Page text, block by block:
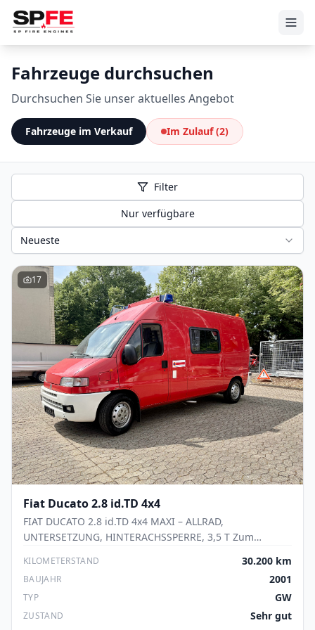
Fahrzeuge durchsuchen
Durchsuchen Sie unser aktuelles Angebot
Fahrzeuge im Verkauf Im Zulauf(2)
Filter
Nur verfügbare
Neueste
17
Fiat Ducato 2.8 id.TD 4x4
FIAT DUCATO 2.8 id.TD 4x4 MAXI – ALLRAD,
UNTERSETZUNG, HINTERACHSSPERRE, 3,5 T Zum
4x4 Maxi in der begehrten hohen und langen
Ausführung. Das Fahrzeug kombiniert robuste
Nutzfahrzeugtechnik mit hervorragenden
Geländeeigenschaften und eignet sich ideal für
KILOMETERSTAND 30.200 km
BAUJAHR 2001
TYP GW
ZUSTAND Sehr gut